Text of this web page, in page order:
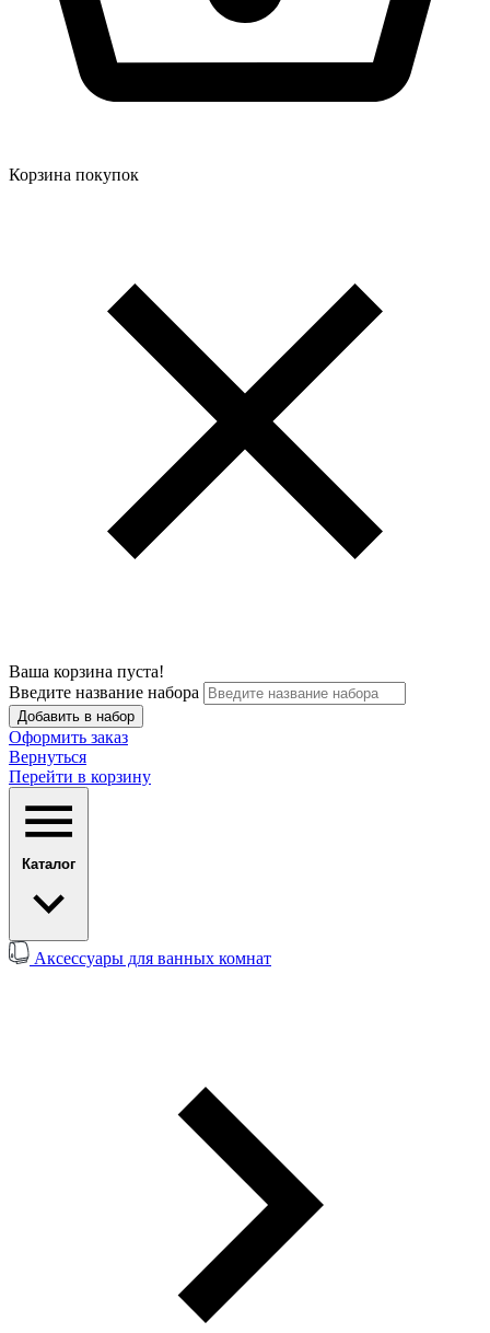
Корзина покупок
Ваша корзина пуста!
Введите название набора
Добавить в набор
Оформить заказ
Вернуться
Перейти в корзину
Каталог
Аксессуары для ванных комнат